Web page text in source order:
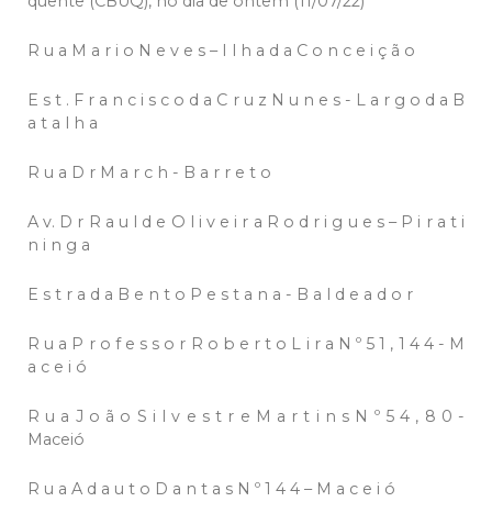
R u a M a r i o N e v e s – I l h a d a C o n c e i ç ã o
E s t . F r a n c i s c o d a C r u z N u n e s - L a r g o d a B
a t a l h a
R u a D r M a r c h - B a r r e t o
A v. D r R a u l d e O l i v e i r a R o d r i g u e s – P i r a t i
n i n g a
E s t r a d a B e n t o P e s t a n a - B a l d e a d o r
R u a P r o f e s s o r R o b e r t o L i r a N º 5 1 , 1 4 4 - M
a c e i ó
R u a J o ã o S i l v e s t r e M a r t i n s N º 5 4 , 8 0 -
Maceió
R u a A d a u t o D a n t a s N º 1 4 4 – M a c e i ó